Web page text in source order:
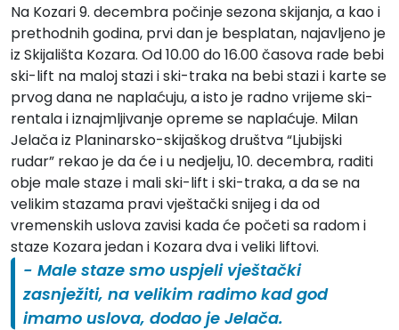
Na Kozari 9. decembra počinje sezona skijanja, a kao i
prethodnih godina, prvi dan je besplatan, najavljeno je
iz Skijališta Kozara. Od 10.00 do 16.00 časova rade bebi
ski-lift na maloj stazi i ski-traka na bebi stazi i karte se
prvog dana ne naplaćuju, a isto je radno vrijeme ski-
rentala i iznajmljivanje opreme se naplaćuje. Milan
Jelača iz Planinarsko-skijaškog društva “Ljubijski
rudar” rekao je da će i u nedjelju, 10. decembra, raditi
obje male staze i mali ski-lift i ski-traka, a da se na
velikim stazama pravi vještački snijeg i da od
vremenskih uslova zavisi kada će početi sa radom i
staze Kozara jedan i Kozara dva i veliki liftovi.
- Male staze smo uspjeli vještački
zasnježiti, na velikim radimo kad god
imamo uslova, dodao je Jelača.